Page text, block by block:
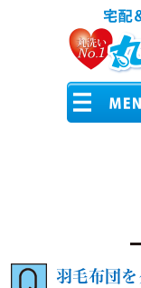
羽毛布団